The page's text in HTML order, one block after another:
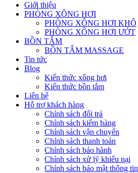
Giới thiệu
PHÒNG XÔNG HƠI
PHÒNG XÔNG HƠI KHÔ
PHÒNG XÔNG HƠI ƯỚT
BỒN TẮM
BỒN TẮM MASSAGE
Tin tức
Blog
Kiến thức xông hơi
Kiến thức bồn tắm
Liên hệ
Hỗ trợ khách hàng
Chính sách đổi trả
Chính sách kiểm hàng
Chính sách vận chuyển
Chính sách thanh toán
Chính sách bảo hành
Chính sách xử lý khiếu nại
Chính sách bảo mật thông tin